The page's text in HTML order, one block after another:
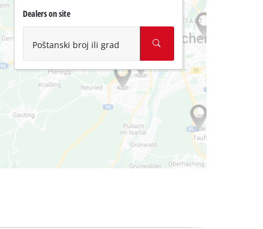
Dealers on site
Poštanski broj ili grad